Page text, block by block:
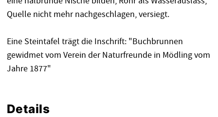
Quelle nicht mehr nachgeschlagen, versiegt.
Eine Steintafel trägt die Inschrift: "Buchbrunnen
gewidmet vom Verein der Naturfreunde in Mödling vom
Jahre 1877"
Details